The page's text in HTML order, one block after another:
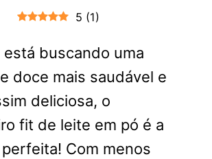
5 (1)
está buscando uma
doce mais saudável e
deliciosa, o
fit de leite em pó é a
Com menos